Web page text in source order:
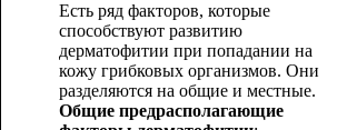
Есть ряд факторов, которые
способствуют развитию
дерматофитии при попадании на
кожу грибковых организмов. Они
разделяются на общие и местные.
Общие предрасполагающие